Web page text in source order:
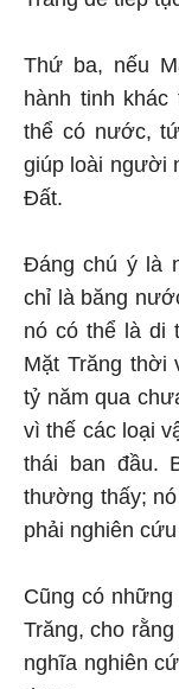
Thứ ba, nếu
hành tinh
thể có nước,
giúp loài người
Đất.
Đáng chú ý là
chỉ là băng
nó có thể là di
Mặt Trăng thời
tỷ năm qua
vì thế các loại
thái ban đầu.
thường thấy;
phải nghiên
Cũng có
Trăng, cho
nghĩa nghiên